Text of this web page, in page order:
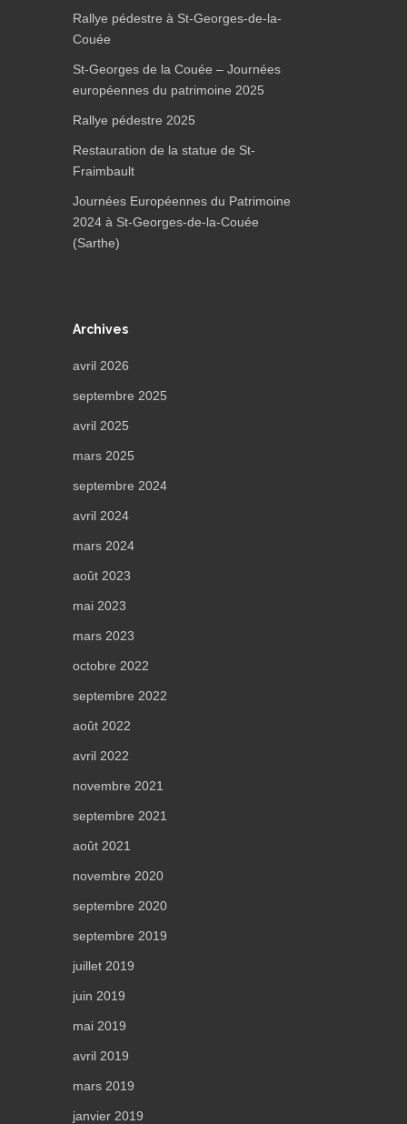
Rallye pédestre à St-Georges-de-la-
Couée
St-Georges de la Couée – Journées
européennes du patrimoine 2025
Rallye pédestre 2025
Restauration de la statue de St-
Fraimbault
Journées Européennes du Patrimoine
2024 à St-Georges-de-la-Couée
(Sarthe)
Archives
avril 2026
septembre 2025
avril 2025
mars 2025
septembre 2024
avril 2024
mars 2024
août 2023
mai 2023
mars 2023
octobre 2022
septembre 2022
août 2022
avril 2022
novembre 2021
septembre 2021
août 2021
novembre 2020
septembre 2020
septembre 2019
juillet 2019
juin 2019
mai 2019
avril 2019
mars 2019
janvier 2019